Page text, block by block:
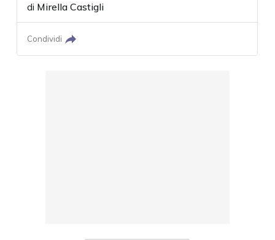
di Mirella Castigli
Condividi